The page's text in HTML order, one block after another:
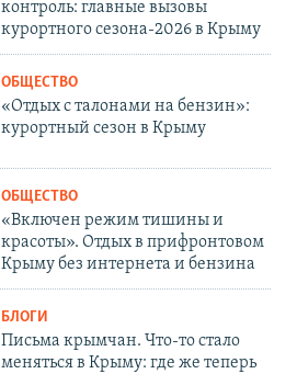
контроль: главные вызовы
курортного сезона-2026 в Крыму
ОБЩЕСТВО
«Отдых с талонами на бензин»:
курортный сезон в Крыму
ОБЩЕСТВО
«Включен режим тишины и
красоты». Отдых в прифронтовом
Крыму без интернета и бензина
БЛОГИ
Письма крымчан. Что-то стало
меняться в Крыму: где же теперь